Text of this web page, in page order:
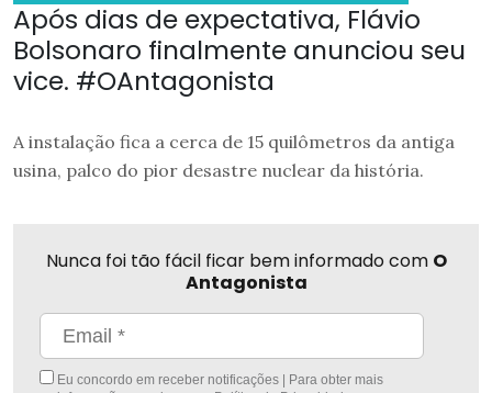
Após dias de expectativa, Flávio
Bolsonaro finalmente anunciou seu
vice. #OAntagonista
A instalação fica a cerca de 15 quilômetros da antiga
usina, palco do pior desastre nuclear da história.
Nunca foi tão fácil ficar bem informado com O
Antagonista
Eu concordo em receber notificações | Para obter mais